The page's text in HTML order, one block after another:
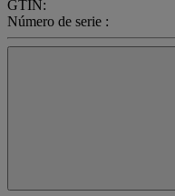
GTIN:
Número de serie :